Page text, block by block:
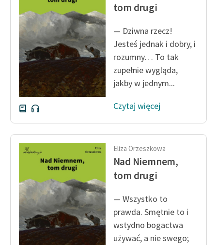
feministycznej
Ręce pełne poezji
Kolekcje edukacyjne
twórców przechodzących
do domeny publicznej,
lektur szkolnych oraz
Starego Testamentu
Odkurzamy bohaterów
Szkoła Poezji Wolnych
Lektur
Kontakt
O projekcie
Zespół
tom drugi
— Dziwna rzecz!
Jesteś jednak i dobry, i
rozumny… To tak
zupełnie wygląda,
jakby w jednym...
Czytaj więcej
Eliza Orzeszkowa
Nad Niemnem,
tom drugi
— Wszystko to
prawda. Smętnie to i
wstydno bogactwa
używać, a nie swego;